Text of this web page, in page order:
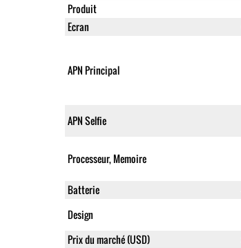
Produit
Ecran
APN Principal
APN Selfie
Processeur, Memoire
Batterie
Design
Prix du marché (USD)